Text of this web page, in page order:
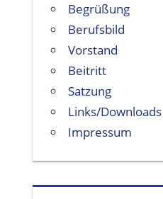
Begrüßung
Berufsbild
Vorstand
Beitritt
Satzung
Links/Downloads
Impressum